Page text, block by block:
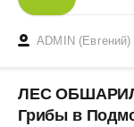
ADMIN (Евгений)
ЛЕС
Грибы в